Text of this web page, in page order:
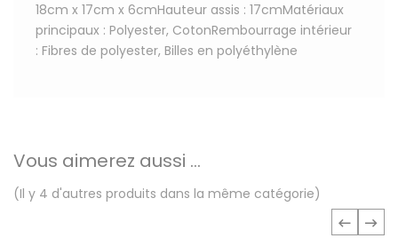
18cm x 17cm x 6cmHauteur assis : 17cmMatériaux
principaux : Polyester, CotonRembourrage intérieur
: Fibres de polyester, Billes en polyéthylène
Vous aimerez aussi ...
(Il y 4 d'autres produits dans la même catégorie)